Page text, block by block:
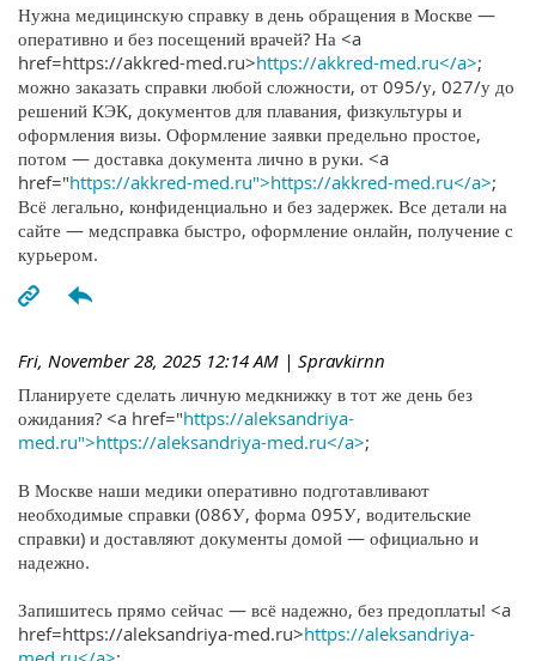
Нужна медицинскую справку в день обращения в Москве —
оперативно и без посещений врачей? На <a
href=https://akkred-med.ru>https://akkred-med.ru</a>;
можно заказать справки любой сложности, от 095/у, 027/у до
решений КЭК, документов для плавания, физкультуры и
оформления визы. Оформление заявки предельно простое,
потом — доставка документа лично в руки. <a
href="https://akkred-med.ru">https://akkred-med.ru</a>;
Всё легально, конфиденциально и без задержек. Все детали на
сайте — медсправка быстро, оформление онлайн, получение с
курьером.
Fri, November 28, 2025 12:14 AM | Spravkirnn
Планируете сделать личную медкнижку в тот же день без
ожидания? <a href="https://aleksandriya-
med.ru">https://aleksandriya-med.ru</a>;
В Москве наши медики оперативно подготавливают
необходимые справки (086У, форма 095У, водительские
справки) и доставляют документы домой — официально и
надежно.
Запишитесь прямо сейчас — всё надежно, без предоплаты! <a
href=https://aleksandriya-med.ru>https://aleksandriya-